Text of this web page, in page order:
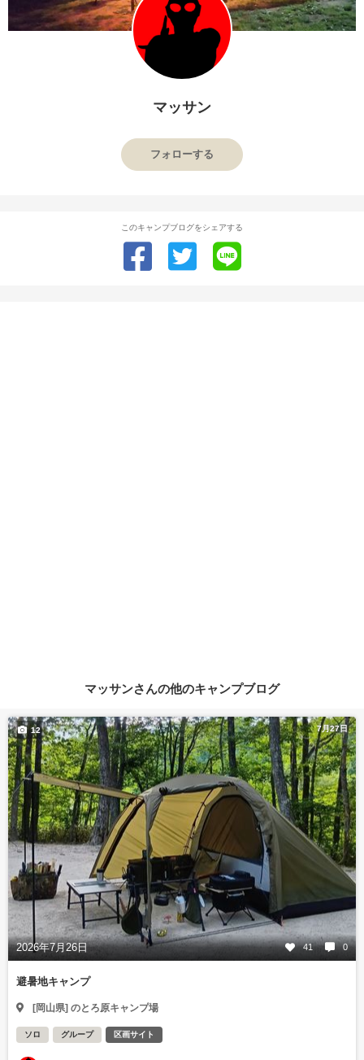
マッサン
フォローする
このキャンプブログをシェアする
マッサンさんの他のキャンプブログ
7月27日
2026年7月26日 41 0
12
避暑地キャンプ
[岡山県] のとろ原キャンプ場
ソロ グループ 区画サイト